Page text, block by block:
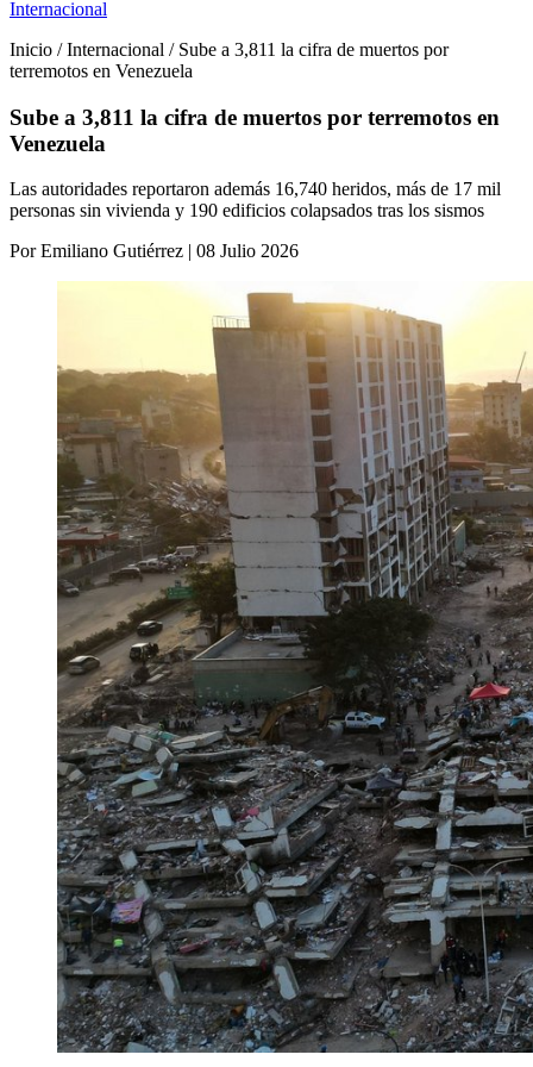
Internacional
Inicio / Internacional / Sube a 3,811 la cifra de muertos por
terremotos en Venezuela
Sube a 3,811 la cifra de muertos por terremotos en
Venezuela
Las autoridades reportaron además 16,740 heridos, más de 17 mil
personas sin vivienda y 190 edificios colapsados tras los sismos
Por Emiliano Gutiérrez | 08 Julio 2026